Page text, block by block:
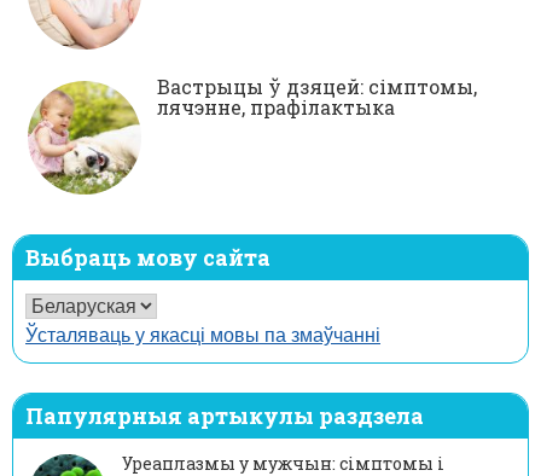
Вастрыцы ў дзяцей: сімптомы,
лячэнне, прафілактыка
Выбраць мову сайта
Ўсталяваць у якасці мовы па змаўчанні
Папулярныя артыкулы раздзела
Уреаплазмы у мужчын: сімптомы і